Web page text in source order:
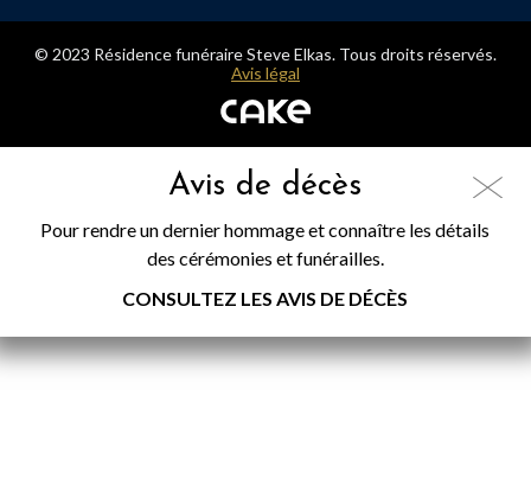
© 2023 Résidence funéraire Steve Elkas. Tous droits réservés.
Avis légal
Avis de décès
Pour rendre un dernier hommage et connaître les détails
des cérémonies et funérailles.
CONSULTEZ LES AVIS DE DÉCÈS